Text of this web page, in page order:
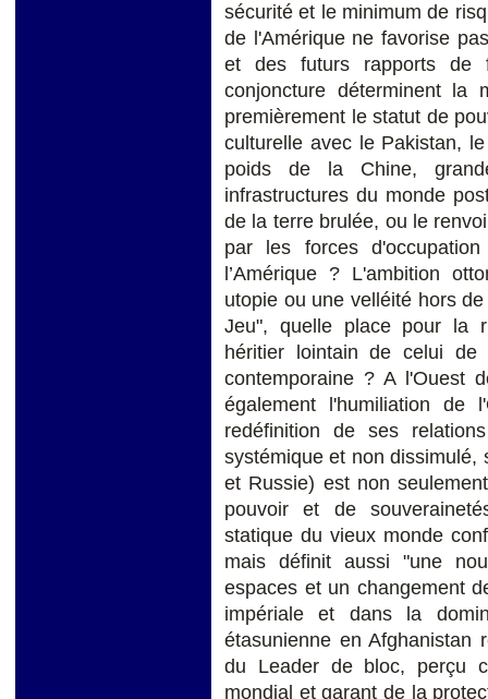
sécurité et le minimum de
de l'Amérique ne favorise
et des futurs rapports de
conjoncture déterminent la
premièrement le statut de
culturelle avec le Pakistan,
poids de la Chine,
infrastructures du monde
de la terre brulée, ou le
par les forces
l’Amérique ? L'ambition
utopie ou une velléité hors
Jeu", quelle place pour la
héritier lointain de celui
contemporaine ? A l'Ouest
également l'humiliation de
redéfinition de ses
systémique et non dissimulé,
et Russie) est non
pouvoir et de
statique du vieux monde
mais définit aussi "une
espaces et un changement
impériale et dans la
étasunienne en Afghanistan
du Leader de bloc, perçu
mondial et garant de la